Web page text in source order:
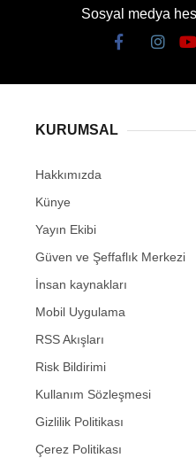
Sosyal medya
KURUMSAL
Hakkımızda
Künye
Yayın Ekibi
Güven ve Şeffaflık Merkezi
İnsan kaynakları
Mobil Uygulama
RSS Akışları
Risk Bildirimi
Kullanım Sözleşmesi
Gizlilik Politikası
Çerez Politikası